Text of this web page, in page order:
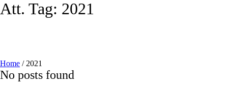
Att. Tag: 2021
Home / 2021
No posts found